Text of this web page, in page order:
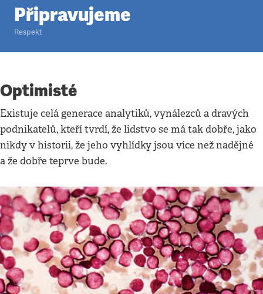
Připravujeme
Respekt
Optimisté
Existuje celá generace analytiků, vynálezců a dravých
podnikatelů, kteří tvrdí, že lidstvo se má tak dobře, jako
nikdy v historii, že jeho vyhlídky jsou více než nadějné
a že dobře teprve bude.